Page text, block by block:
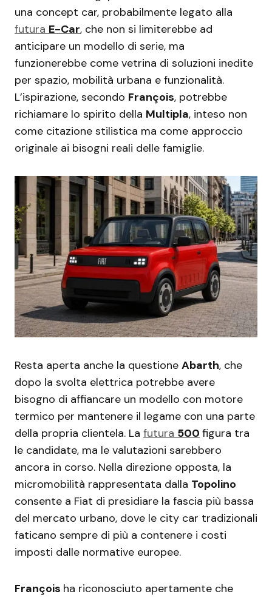
una concept car, probabilmente legato alla
futura E-Car, che non si limiterebbe ad
anticipare un modello di serie, ma
funzionerebbe come vetrina di soluzioni inedite
per spazio, mobilità urbana e funzionalità.
L’ispirazione, secondo François, potrebbe
richiamare lo spirito della Multipla, inteso non
come citazione stilistica ma come approccio
originale ai bisogni reali delle famiglie.
Resta aperta anche la questione Abarth, che
dopo la svolta elettrica potrebbe avere
bisogno di affiancare un modello con motore
termico per mantenere il legame con una parte
della propria clientela. La futura 500 figura tra
le candidate, ma le valutazioni sarebbero
ancora in corso. Nella direzione opposta, la
micromobilità rappresentata dalla Topolino
consente a Fiat di presidiare la fascia più bassa
del mercato urbano, dove le city car tradizionali
faticano sempre di più a contenere i costi
imposti dalle normative europee.
François ha riconosciuto apertamente che